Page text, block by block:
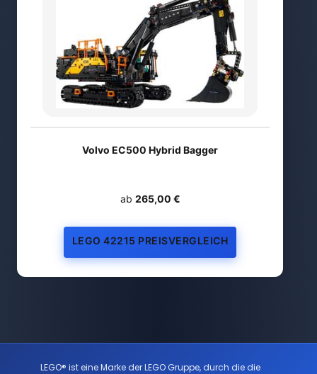
Volvo EC500 Hybrid Bagger
ab 265,00 €
LEGO 42215 PREISVERGLEICH
LEGO® ist eine Marke der LEGO Gruppe, durch die die